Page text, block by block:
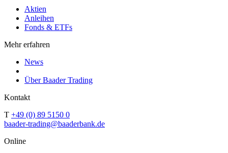
Aktien
Anleihen
Fonds & ETFs
Mehr erfahren
News
Über Baader Trading
Kontakt
T +49 (0) 89 5150 0
baader-trading@baaderbank.de
Online